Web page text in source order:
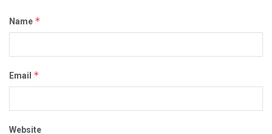
Name *
Email *
Website